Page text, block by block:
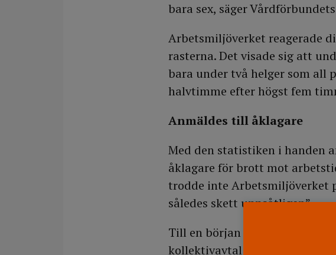
bara sex, säger
Arbetsmiljöverket reagerade
rasterna. Det visade sig att
bara under två helger som all
halvtimme efter högst fem
Anmäldes till åklagare
Med den statistiken i handen
åklagare för brott mot
trodde inte Arbetsmiljöverket
således skett uppsåtligen”.
Till en början försvarade sig
kollektivavtal om undantag